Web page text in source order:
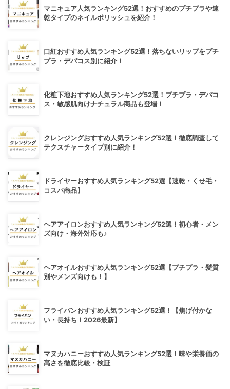
マニキュア人気ランキング52選！おすすめのプチプラや速
乾タイプのネイルポリッシュを紹介！
口紅おすすめ人気ランキング52選！落ちないリップをプチ
プラ・デパコス別に紹介！
化粧下地おすすめ人気ランキング52選！プチプラ・デパコ
ス・敏感肌向けナチュラル商品も登場！
クレンジングおすすめ人気ランキング52選！徹底調査して
テクスチャータイプ別に紹介！
ドライヤーおすすめ人気ランキング52選【速乾・くせ毛・
コスパ商品】
ヘアアイロンおすすめ人気ランキング52選！初心者・メン
ズ向け・海外対応も♪
ヘアオイルおすすめ人気ランキング52選【プチプラ・髪質
別やメンズ向けも！】
フライパンおすすめ人気ランキング52選！【焦げ付かな
い・長持ち！2026最新】
マヌカハニーおすすめ人気ランキング52選！味や栄養価の
高さを徹底比較・検証